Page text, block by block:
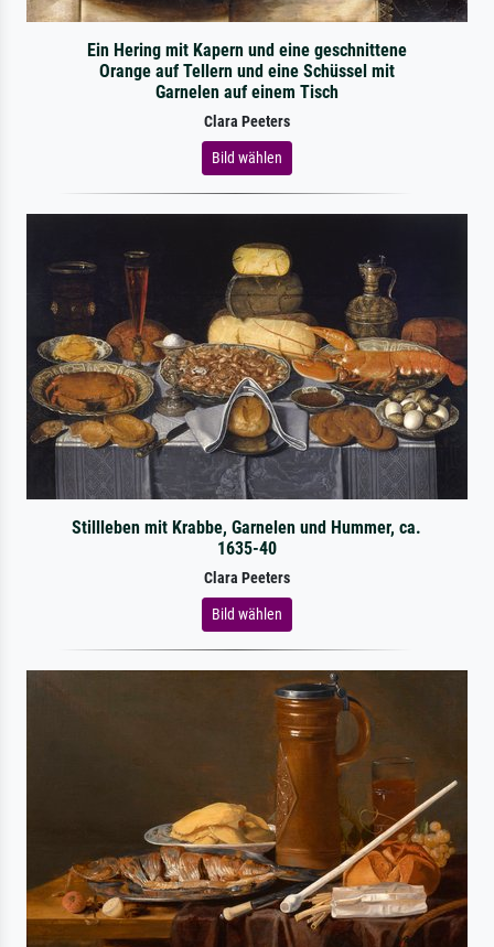
Ein Hering mit Kapern und eine geschnittene
Orange auf Tellern und eine Schüssel mit
Garnelen auf einem Tisch
Clara Peeters
Bild wählen
Stillleben mit Krabbe, Garnelen und Hummer, ca.
1635-40
Clara Peeters
Bild wählen